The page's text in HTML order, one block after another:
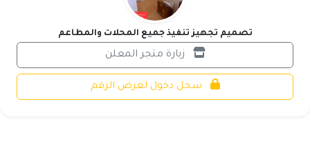
تصميم تجهيز تنفيذ جميع المحلات والمطاعم
زيارة متجر المعلن
سجل دخول لعرض الرقم